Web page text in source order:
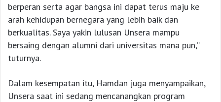
berperan serta agar bangsa ini dapat terus maju ke
arah kehidupan bernegara yang lebih baik dan
berkualitas. Saya yakin lulusan Unsera mampu
bersaing dengan alumni dari universitas mana pun,”
tuturnya.
Dalam kesempatan itu, Hamdan juga menyampaikan,
Unsera saat ini sedang mencanangkan program